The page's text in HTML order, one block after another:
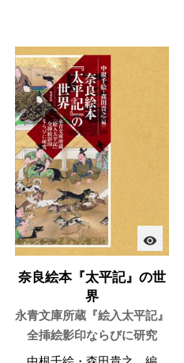
visibility
奈良絵本『太平記』の世
界
永青文庫所蔵『絵入太平記』
全挿絵影印ならびに研究